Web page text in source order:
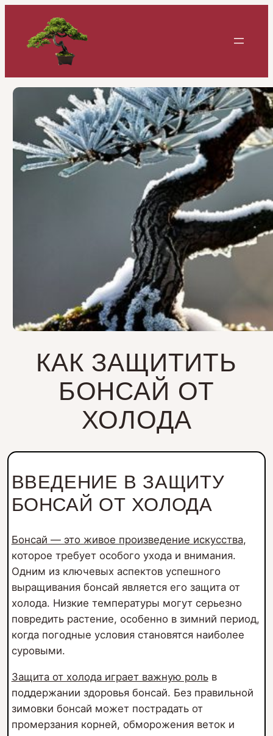
содержимому
КАК ЗАЩИТИТЬ
БОНСАЙ ОТ
ХОЛОДА
ВВЕДЕНИЕ В ЗАЩИТУ
БОНСАЙ ОТ ХОЛОДА
Бонсай — это живое произведение искусства,
которое требует особого ухода и внимания.
Одним из ключевых аспектов успешного
выращивания бонсай является его защита от
холода. Низкие температуры могут серьезно
повредить растение, особенно в зимний период,
когда погодные условия становятся наиболее
суровыми.
Защита от холода играет важную рольв
поддержании здоровья бонсай. Без правильной
зимовки бонсай может пострадать от
промерзания корней, обморожения веток и